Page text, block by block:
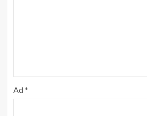
Ad*